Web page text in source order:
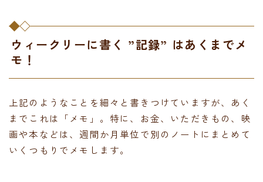
ウィークリーに書く ”記録” はあくまでメ
モ！
上記のようなことを細々と書きつけていますが、あく
までこれは「メモ」。特に、お金、いただきもの、映
画や本などは、週間か月単位で別のノートにまとめて
いくつもりでメモします。